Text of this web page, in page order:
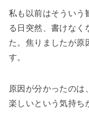
私も以前はそういう
る日突然、書けなく
た。焦りましたが原
す。
原因が分かったのは
楽しいという気持ち